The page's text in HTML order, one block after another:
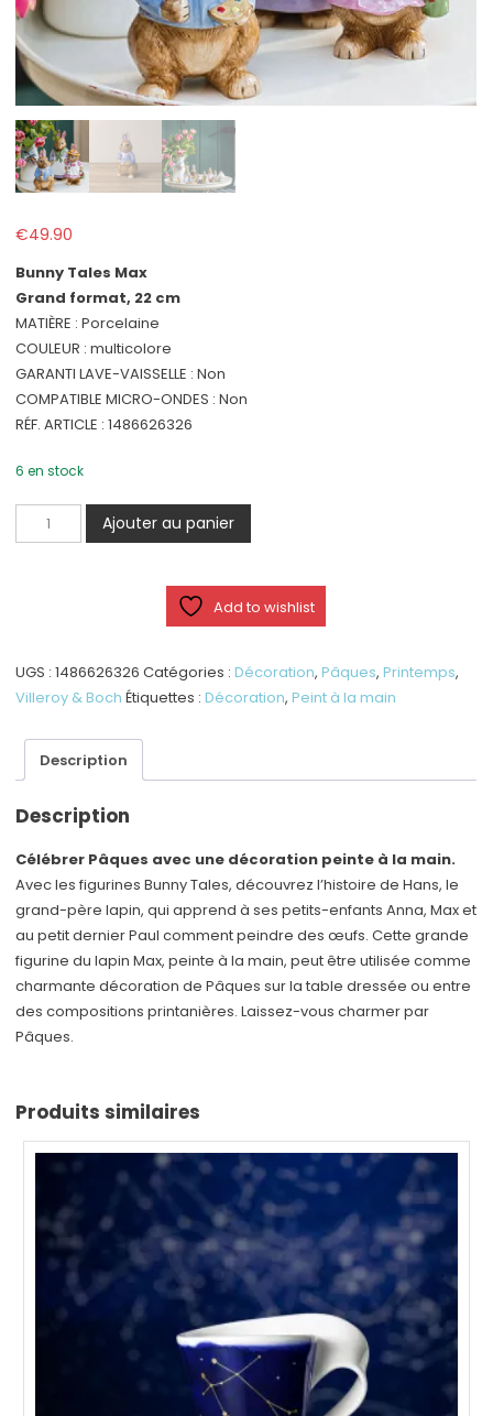
€49.90
Bunny Tales Max
Grand format, 22 cm
MATIÈRE : Porcelaine
COULEUR : multicolore
GARANTI LAVE-VAISSELLE : Non
COMPATIBLE MICRO-ONDES : Non
RÉF. ARTICLE : 1486626326
6 en stock
quantité
de
Ajouter au panier
Add to wishlist
UGS :1486626326 Catégories :Décoration,Pâques,Printemps,
Villeroy & Boch Étiquettes :Décoration,Peint à la main
Description
Description
Célébrer Pâques avec une décoration peinte à la main.
Avec les figurines Bunny Tales, découvrez l’histoire de Hans, le
grand-père lapin, qui apprend à ses petits-enfants Anna, Max et
au petit dernier Paul comment peindre des œufs. Cette grande
figurine du lapin Max, peinte à la main, peut être utilisée comme
charmante décoration de Pâques sur la table dressée ou entre
des compositions printanières. Laissez-vous charmer par
Pâques.
Produits similaires